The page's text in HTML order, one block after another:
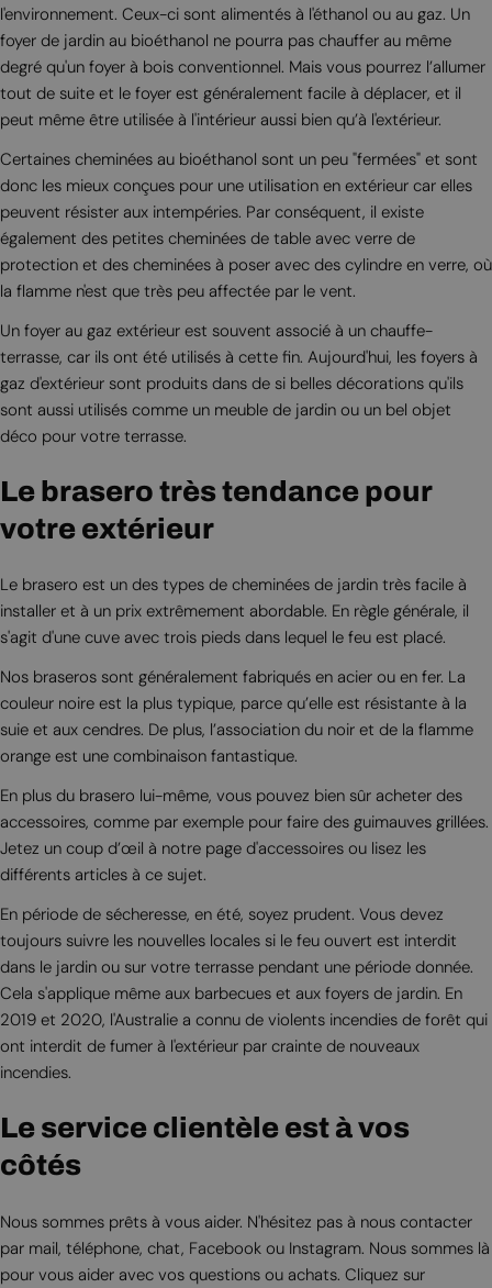
l'environnement. Ceux-ci sont alimentés à l'éthanol ou au gaz. Un
foyer de jardin au bioéthanol ne pourra pas chauffer au même
degré qu'un foyer à bois conventionnel. Mais vous pourrez l’allumer
tout de suite et le foyer est généralement facile à déplacer, et il
peut même être utilisée à l'intérieur aussi bien qu’à l'extérieur.
Certaines cheminées au bioéthanol sont un peu "fermées" et sont
donc les mieux conçues pour une utilisation en extérieur car elles
peuvent résister aux intempéries. Par conséquent, il existe
également des petites cheminées de table avec verre de
protection et des cheminées à poser avec des cylindre en verre, où
la flamme n'est que très peu affectée par le vent.
Un foyer au gaz extérieur est souvent associé à un chauffe-
terrasse, car ils ont été utilisés à cette fin. Aujourd'hui, les foyers à
gaz d'extérieur sont produits dans de si belles décorations qu'ils
sont aussi utilisés comme un meuble de jardin ou un bel objet
déco pour votre terrasse.
Le brasero très tendance pour
votre extérieur
Le brasero est un des types de cheminées de jardin très facile à
installer et à un prix extrêmement abordable. En règle générale, il
s'agit d'une cuve avec trois pieds dans lequel le feu est placé.
Nos braseros sont généralement fabriqués en acier ou en fer. La
couleur noire est la plus typique, parce qu’elle est résistante à la
suie et aux cendres. De plus, l’association du noir et de la flamme
orange est une combinaison fantastique.
En plus du brasero lui-même, vous pouvez bien sûr acheter des
accessoires, comme par exemple pour faire des guimauves grillées.
Jetez un coup d’œil à notre page d'accessoires ou lisez les
différents articles à ce sujet.
En période de sécheresse, en été, soyez prudent. Vous devez
toujours suivre les nouvelles locales si le feu ouvert est interdit
dans le jardin ou sur votre terrasse pendant une période donnée.
Cela s'applique même aux barbecues et aux foyers de jardin. En
2019 et 2020, l'Australie a connu de violents incendies de forêt qui
ont interdit de fumer à l'extérieur par crainte de nouveaux
incendies.
Le service clientèle est à vos
côtés
Nous sommes prêts à vous aider. N'hésitez pas à nous contacter
par mail, téléphone, chat, Facebook ou Instagram. Nous sommes là
pour vous aider avec vos questions ou achats. Cliquez sur